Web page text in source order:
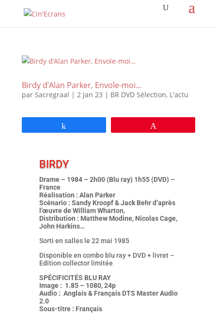
Birdy d’Alan Parker, Envole-moi…
par Sacregraal | 2 Jan 23 | BR DVD Sélection, L'actu
BIRDY
Drame – 1984 – 2h00 (Blu ray) 1h55 (DVD) –
France
Réalisation : Alan Parker
Scénario : Sandy Kroopf & Jack Behr d’après
l’œuvre de William Wharton,
Distribution : Matthew Modine, Nicolas Cage,
John Harkins…
Sorti en salles le 22 mai 1985
Disponible en combo blu ray + DVD + livret –
Edition collector limitée
SPÉCIFICITÉS BLU RAY
Image : 1.85 – 1080, 24p
Audio : Anglais & Français DTS Master Audio
2.0
Sous-titre : Français